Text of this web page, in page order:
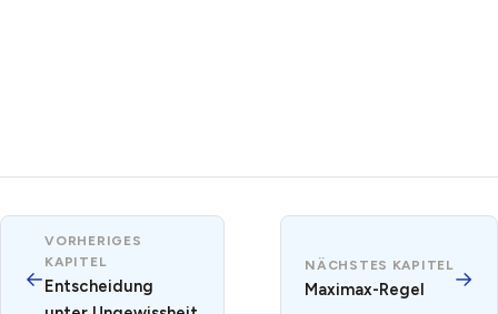
←
VORHERIGES
KAPITEL
Entscheidung
NÄCHSTES KAPITEL
Maximax-Regel →